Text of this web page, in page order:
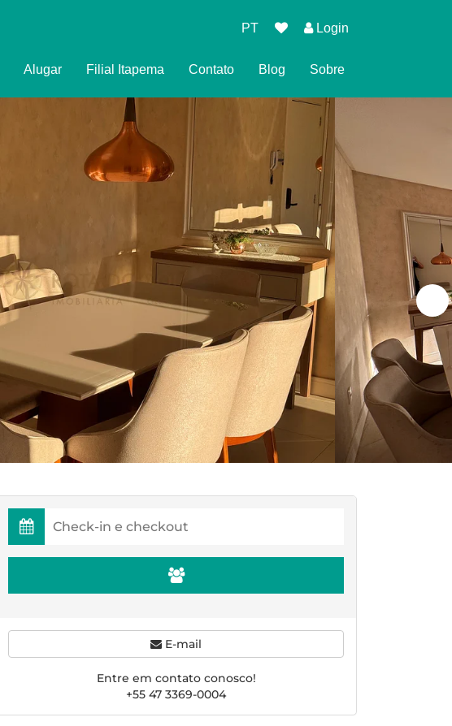
PT Login
Alugar
Imóveis
Formulário de Reserva
Política de Privacidade
Termo e Condições para Reservar
Filial Itapema Contato Blog Sobre
E-mail
Entre em contato conosco!
+55 47 3369-0004